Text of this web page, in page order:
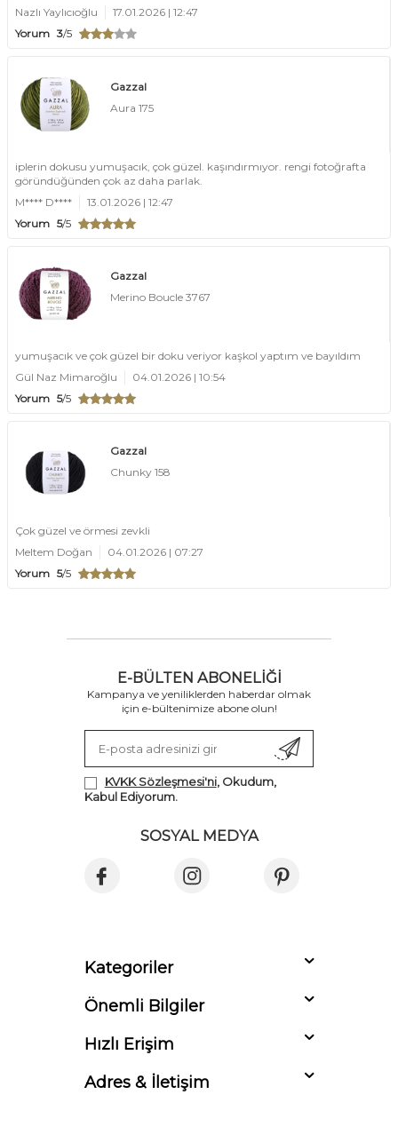
Nazlı Yaylıcıoğlu
17.01.2026 | 12:47
Yorum 3/5
Gazzal
Aura 175
iplerin dokusu yumuşacık, çok güzel. kaşındırmıyor. rengi fotoğrafta
göründüğünden çok az daha parlak.
M**** D****
13.01.2026 | 12:47
Yorum 5/5
Gazzal
Merino Boucle 3767
yumuşacık ve çok güzel bir doku veriyor kaşkol yaptım ve bayıldım
Gül Naz Mimaroğlu
04.01.2026 | 10:54
Yorum 5/5
Gazzal
Chunky 158
Çok güzel ve örmesi zevkli
Meltem Doğan
04.01.2026 | 07:27
Yorum 5/5
E-BÜLTEN ABONELIĞI
Kampanya ve yeniliklerden haberdar olmak
için e-bültenimize abone olun!
KVKK Sözleşmesi'ni, Okudum,
Kabul Ediyorum.
SOSYAL MEDYA
Kategoriler
Önemli Bilgiler
Hızlı Erişim
Adres & İletişim